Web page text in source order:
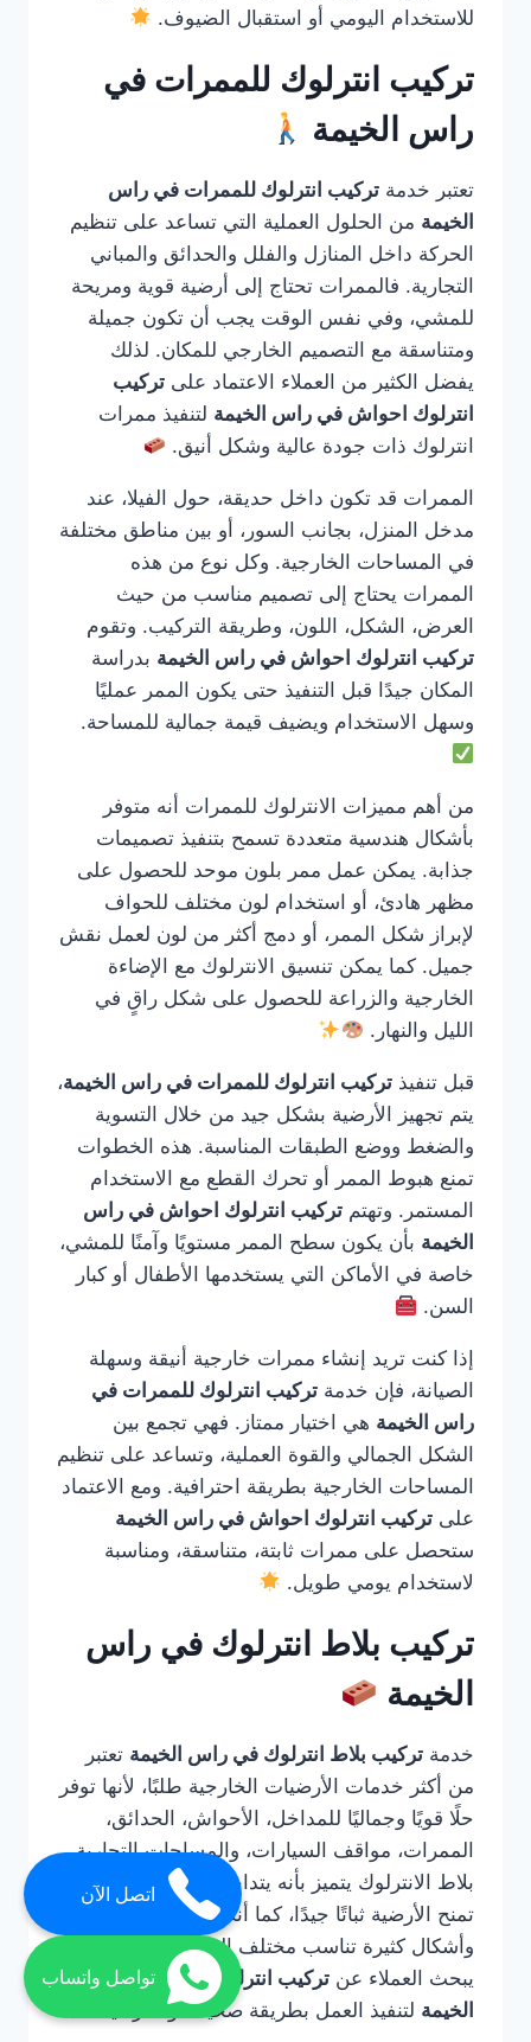
للاستخدام اليومي أو استقبال الضيوف.
تركيب انترلوك للممرات في
راس الخيمة
تعتبر خدمة تركيب انترلوك للممرات في راس
الخيمة من الحلول العملية التي تساعد على تنظيم
الحركة داخل المنازل والفلل والحدائق والمباني
التجارية. فالممرات تحتاج إلى أرضية قوية ومريحة
للمشي، وفي نفس الوقت يجب أن تكون جميلة
ومتناسقة مع التصميم الخارجي للمكان. لذلك
يفضل الكثير من العملاء الاعتماد على تركيب
انترلوك احواش في راس الخيمة لتنفيذ ممرات
انترلوك ذات جودة عالية وشكل أنيق.
الممرات قد تكون داخل حديقة، حول الفيلا، عند
مدخل المنزل، بجانب السور، أو بين مناطق مختلفة
في المساحات الخارجية. وكل نوع من هذه
الممرات يحتاج إلى تصميم مناسب من حيث
العرض، الشكل، اللون، وطريقة التركيب. وتقوم
تركيب انترلوك احواش في راس الخيمة بدراسة
المكان جيدًا قبل التنفيذ حتى يكون الممر عمليًا
وسهل الاستخدام ويضيف قيمة جمالية للمساحة.
من أهم مميزات الانترلوك للممرات أنه متوفر
بأشكال هندسية متعددة تسمح بتنفيذ تصميمات
جذابة. يمكن عمل ممر بلون موحد للحصول على
مظهر هادئ، أو استخدام لون مختلف للحواف
لإبراز شكل الممر، أو دمج أكثر من لون لعمل نقش
جميل. كما يمكن تنسيق الانترلوك مع الإضاءة
الخارجية والزراعة للحصول على شكل راقٍ في
الليل والنهار.
قبل تنفيذ تركيب انترلوك للممرات في راس الخيمة،
يتم تجهيز الأرضية بشكل جيد من خلال التسوية
والضغط ووضع الطبقات المناسبة. هذه الخطوات
تمنع هبوط الممر أو تحرك القطع مع الاستخدام
المستمر. وتهتم تركيب انترلوك احواش في راس
الخيمة بأن يكون سطح الممر مستويًا وآمنًا للمشي،
خاصة في الأماكن التي يستخدمها الأطفال أو كبار
السن.
إذا كنت تريد إنشاء ممرات خارجية أنيقة وسهلة
الصيانة، فإن خدمة تركيب انترلوك للممرات في
راس الخيمة هي اختيار ممتاز. فهي تجمع بين
الشكل الجمالي والقوة العملية، وتساعد على تنظيم
المساحات الخارجية بطريقة احترافية. ومع الاعتماد
على تركيب انترلوك احواش في راس الخيمة
ستحصل على ممرات ثابتة، متناسقة، ومناسبة
لاستخدام يومي طويل.
تركيب بلاط انترلوك في راس
الخيمة
خدمة تركيب بلاط انترلوك في راس الخيمة تعتبر
من أكثر خدمات الأرضيات الخارجية طلبًا، لأنها توفر
حلًا قويًا وجماليًا للمداخل، الأحواش، الحدائق،
الممرات، مواقف السيارات، والمساحات التجارية.
بلاط الانترلوك يتميز بأنه يتداخل مع بعضه بطريقة
تمنح الأرضية ثباتًا جيدًا، كما أنه متوفر بألوان
وأشكال كثيرة تناسب مختلف التصميمات. لذلك
يبحث العملاء عن تركيب انترلوك احواش في راس
الخيمة لتنفيذ العمل بطريقة صحيحة واحترافية.
اتصل الآن
تواصل واتساب